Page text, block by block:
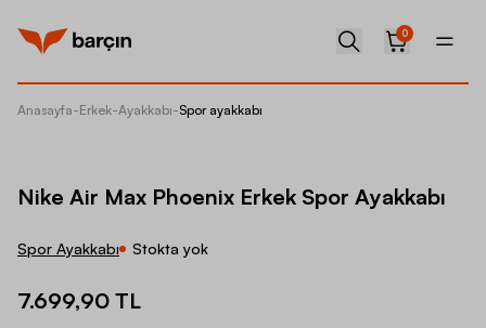
0
Anasayfa-Erkek-Ayakkabı-Spor ayakkabı
Nike Air Max Phoenix Erkek Spor Ayakkabı
Spor Ayakkabı Stokta yok
7.699,90 TL